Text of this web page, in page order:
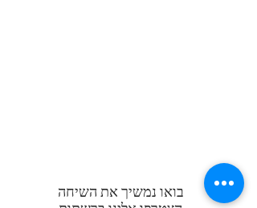
בואו נמשיך את השיחה